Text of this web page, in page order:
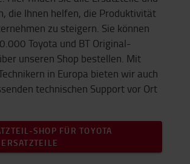
die Ihnen helfen, die Produktivität
zu steigern. Sie können
Toyota und BT Original-
unseren Shop bestellen. Mit
in Europa bieten wir auch
technischen Support vor Ort
SHOP FÜR TOYOTA